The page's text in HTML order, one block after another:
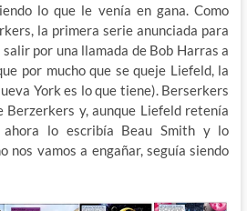
lo que le venía en gana. Como
la primera serie anunciada para
por una llamada de Bob Harras a
por mucho que se queje Liefeld, la
York es lo que tiene). Berserkers
Berzerkers y, aunque Liefeld retenía
lo escribía Beau Smith y lo
nos vamos a engañar, seguía siendo